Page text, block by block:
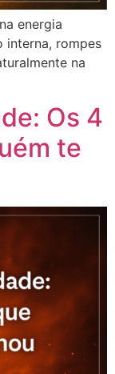
energia
interna, rompes
na
Os 4
te